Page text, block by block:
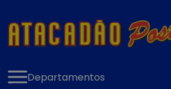
Departamentos